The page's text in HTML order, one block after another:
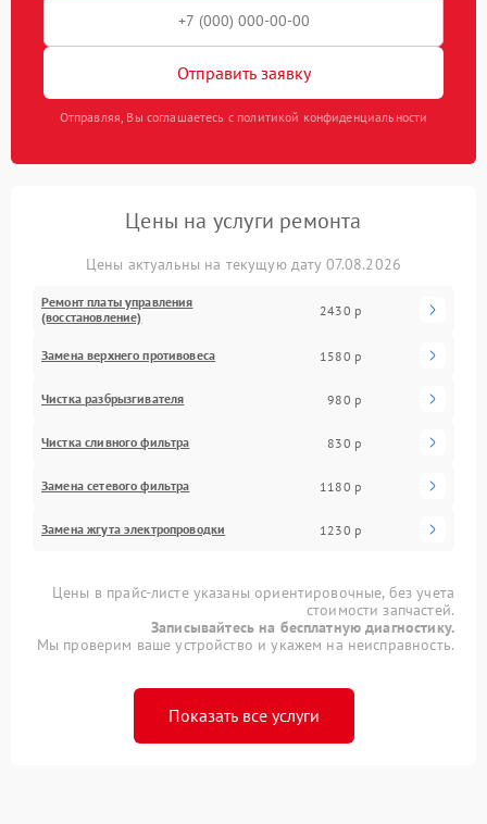
Отправить заявку
Отправляя, Вы соглашаетесь с политикой конфиденциальности
Цены на услуги ремонта
Цены актуальны на текущую дату 07.08.2026
Ремонт платы управления
(восстановление)
2430 р
Замена верхнего противовеса 1580 р
Чистка разбрызгивателя 980 р
Чистка сливного фильтра 830 р
Замена сетевого фильтра 1180 р
Замена жгута электропроводки 1230 р
Цены в прайс-листе указаны ориентировочные, без учета
стоимости запчастей.
Записывайтесь на бесплатную диагностику.
Мы проверим ваше устройство и укажем на неисправность.
Показать все услуги